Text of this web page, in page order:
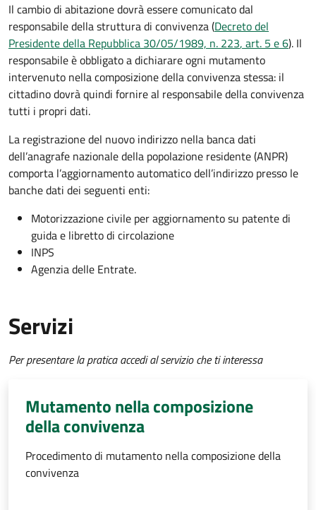
Il cambio di abitazione dovrà essere comunicato dal
responsabile della struttura di convivenza (Decreto del
Presidente della Repubblica 30/05/1989, n. 223, art. 5 e 6). Il
responsabile è obbligato a dichiarare ogni mutamento
intervenuto nella composizione della convivenza stessa: il
cittadino dovrà quindi fornire al responsabile della convivenza
tutti i propri dati.
La registrazione del nuovo indirizzo nella banca dati
dell’anagrafe nazionale della popolazione residente (ANPR)
comporta l’aggiornamento automatico dell’indirizzo presso le
banche dati dei seguenti enti:
Motorizzazione civile per aggiornamento su patente di
guida e libretto di circolazione
INPS
Agenzia delle Entrate.
Servizi
Per presentare la pratica accedi al servizio che ti interessa
Mutamento nella composizione
della convivenza
Procedimento di mutamento nella composizione della
convivenza